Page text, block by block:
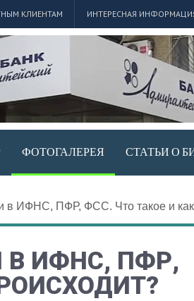
КЛИЕНТАМ ИНТЕРЕСНАЯ
ФОТОГАЛЕРЕЯ СТАТЬИ О
в ИФНС, ПФР, ФСС. Что такое и
В ИФНС, ПФР,